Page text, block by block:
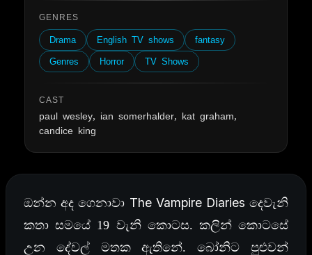
GENRES
Drama English TV shows
fantasy
Genres
Horror TV Shows
CAST
paul wesley, ian somerhalder, kat graham,
candice king
ඔන්න අද ගෙනාවා The Vampire Diaries දෙවැනි
කතා සමයේ 19 වැනි කොටස. කලින් කොටසේ
උන දේවල් මතක ඇතිනේ. බෝනිට පුළුවන්